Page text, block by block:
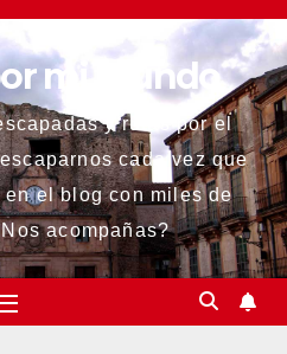
mi mundo
y rutas por el
cada vez que
en el blog con miles de
acompañas?